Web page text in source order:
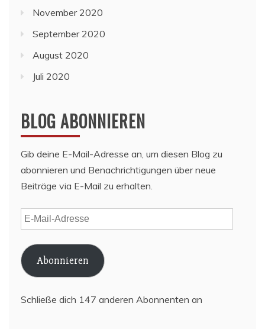
November 2020
September 2020
August 2020
Juli 2020
BLOG ABONNIEREN
Gib deine E-Mail-Adresse an, um diesen Blog zu
abonnieren und Benachrichtigungen über neue
Beiträge via E-Mail zu erhalten.
E-
Mail-
Adresse
Abonnieren
Schließe dich 147 anderen Abonnenten an